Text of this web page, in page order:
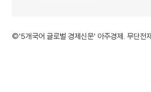
©'5개국어 글로벌 경제신문' 아주경제. 무단전재